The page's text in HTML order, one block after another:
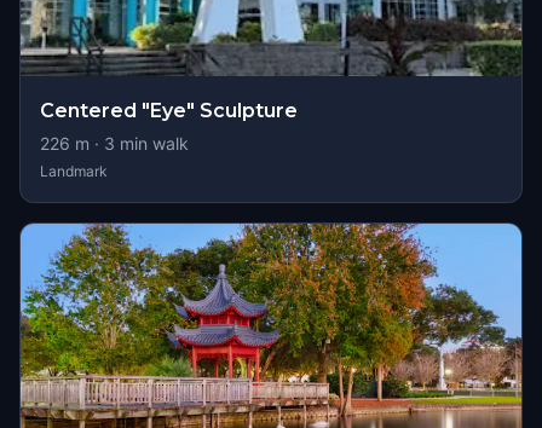
Centered "Eye" Sculpture
226 m · 3 min walk
Landmark